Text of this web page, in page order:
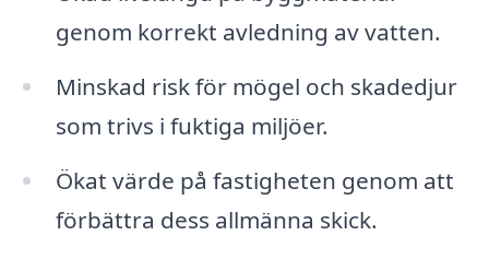
genom korrekt avledning av vatten.
Minskad risk för mögel och skadedjur
som trivs i fuktiga miljöer.
Ökat värde på fastigheten genom att
förbättra dess allmänna skick.